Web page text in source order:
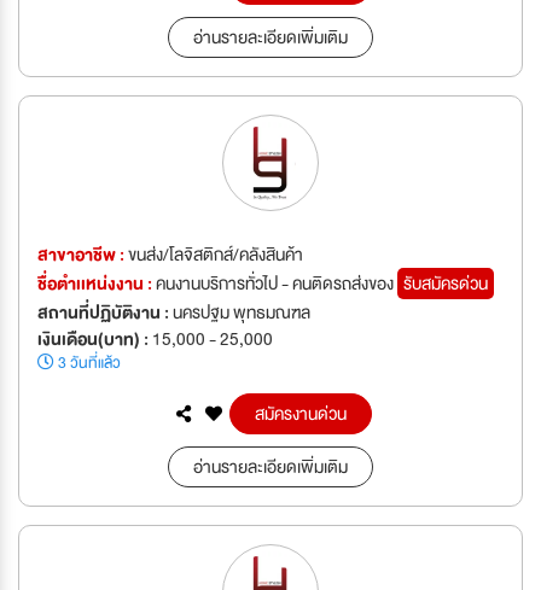
อ่านรายละเอียดเพิ่มเติม
สาขาอาชีพ :ขนส่ง/โลจิสติกส์/คลังสินค้า
ชื่อตำเเหน่งงาน :คนงานบริการทั่วไป - คนติดรถส่งของ รับสมัครด่วน
สถานที่ปฏิบัติงาน :นครปฐม พุทธมณฑล
เงินเดือน(บาท) : 15,000 - 25,000
3 วันที่แล้ว
สมัครงานด่วน
อ่านรายละเอียดเพิ่มเติม